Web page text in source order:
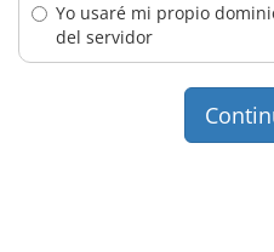
Yo usaré mi propio
del servidor